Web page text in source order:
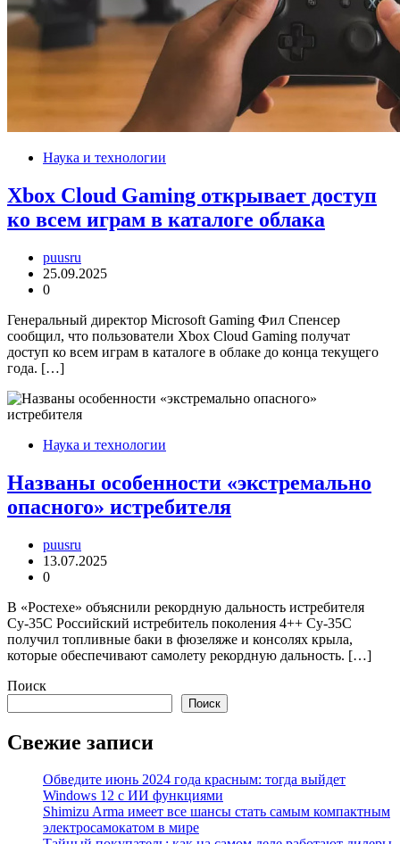
Наука и технологии
Xbox Cloud Gaming открывает доступ
ко всем играм в каталоге облака
puusru
25.09.2025
0
Генеральный директор Microsoft Gaming Фил Спенсер
сообщил, что пользователи Xbox Cloud Gaming получат
доступ ко всем играм в каталоге в облаке до конца текущего
года. […]
Наука и технологии
Названы особенности «экстремально
опасного» истребителя
puusru
13.07.2025
0
В «Ростехе» объяснили рекордную дальность истребителя
Су-35С Российский истребитель поколения 4++ Су-35С
получил топливные баки в фюзеляже и консолях крыла,
которые обеспечивают самолету рекордную дальность. […]
Поиск
Поиск
Свежие записи
Обведите июнь 2024 года красным: тогда выйдет
Windows 12 с ИИ функциями
Shimizu Arma имеет все шансы стать самым компактным
электросамокатом в мире